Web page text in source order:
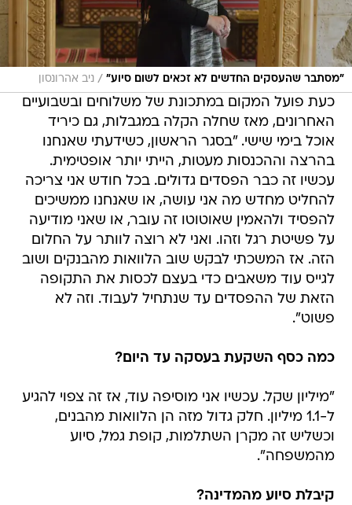
"מסתבר שהעסקים החדשים לא זכאים לשום סיוע" / ניב אהרונסון
כעת פועל המקום במתכונת של משלוחים ובשבועיים
האחרונים, מאז שחלה הקלה במגבלות, גם כיריד
אוכל בימי שישי. "בסגר הראשון, כשידעתי שאנחנו
בהרצה וההכנסות מעטות, הייתי יותר אופטימית.
עכשיו זה כבר הפסדים גדולים. בכל חודש אני צריכה
להחליט מחדש מה אני עושה, או שאנחנו ממשיכים
להפסיד ולהאמין שאוטוטו זה עובר, או שאני מודיעה
על פשיטת רגל וזהו. ואני לא רוצה לוותר על החלום
הזה. אז המשכתי לבקש שוב הלוואות מהבנקים ושוב
לגייס עוד משאבים כדי בעצם לכסות את התקופה
הזאת של ההפסדים עד שנתחיל לעבוד. וזה לא
פשוט".
כמה כסף השקעת בעסקה עד היום?
"מיליון שקל. עכשיו אני מוסיפה עוד, אז זה צפוי להגיע
ל-1.1 מיליון. חלק גדול מזה הן הלוואות מהבנים,
וכשליש זה מקרן השתלמות, קופת גמל, סיוע
מהמשפחה".
קיבלת סיוע מהמדינה?